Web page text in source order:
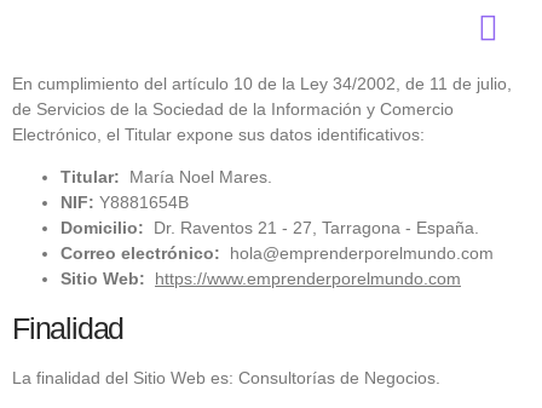
En cumplimiento del artículo 10 de la Ley 34/2002, de 11 de julio,
de Servicios de la Sociedad de la Información y Comercio
Electrónico, el Titular expone sus datos identificativos:
Titular: María Noel Mares.
NIF: Y8881654B
Domicilio: Dr. Raventos 21 - 27, Tarragona - España.
Correo electrónico: hola@emprenderporelmundo.com
Sitio Web:
https://www.emprenderporelmundo.com
Finalidad
La finalidad del Sitio Web es: Consultorías de Negocios.